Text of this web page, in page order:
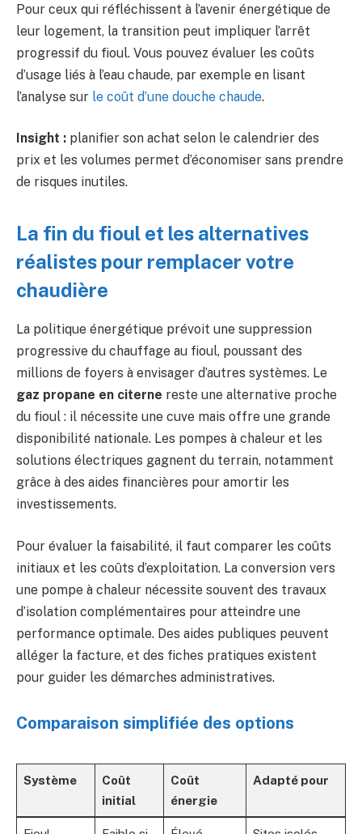
Pour ceux qui réfléchissent à l’avenir énergétique de
leur logement, la transition peut impliquer l’arrêt
progressif du fioul. Vous pouvez évaluer les coûts
d’usage liés à l’eau chaude, par exemple en lisant
l’analyse sur le coût d’une douche chaude.
Insight : planifier son achat selon le calendrier des
prix et les volumes permet d’économiser sans prendre
de risques inutiles.
La fin du fioul et les alternatives
réalistes pour remplacer votre
chaudière
La politique énergétique prévoit une suppression
progressive du chauffage au fioul, poussant des
millions de foyers à envisager d’autres systèmes. Le
gaz propane en citerne reste une alternative proche
du fioul : il nécessite une cuve mais offre une grande
disponibilité nationale. Les pompes à chaleur et les
solutions électriques gagnent du terrain, notamment
grâce à des aides financières pour amortir les
investissements.
Pour évaluer la faisabilité, il faut comparer les coûts
initiaux et les coûts d’exploitation. La conversion vers
une pompe à chaleur nécessite souvent des travaux
d’isolation complémentaires pour atteindre une
performance optimale. Des aides publiques peuvent
alléger la facture, et des fiches pratiques existent
pour guider les démarches administratives.
Comparaison simplifiée des options
Système
Coût
initial
Coût
énergie
Adapté pour